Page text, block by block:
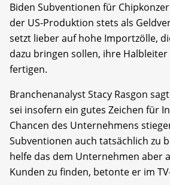
Biden Subventionen für
der US-Produktion stets als
setzt lieber auf hohe Importzölle,
dazu bringen sollen, ihre Halbleiter
fertigen.
Branchenanalyst Stacy Rasgon
sei insofern ein gutes Zeichen für
Chancen des Unternehmens
Subventionen auch tatsächlich zu
helfe das dem Unternehmen aber
Kunden zu finden, betonte er im